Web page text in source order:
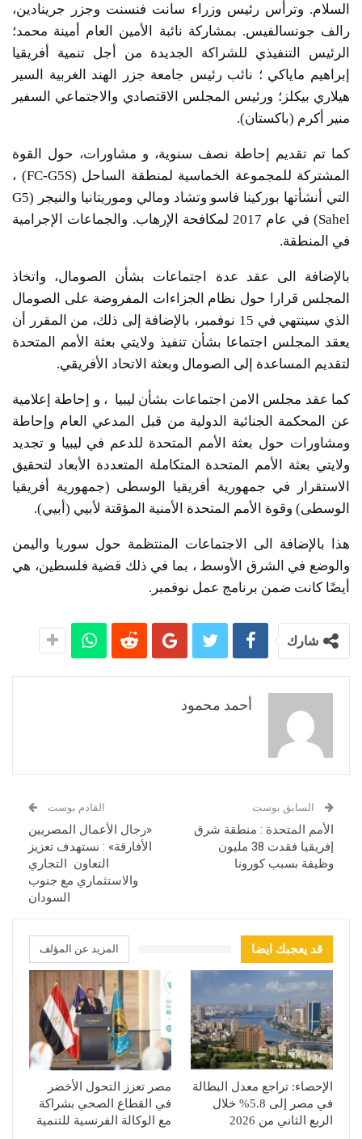
السلام. وترأس رئيس وزراء سانت فنسنت وجزر جرينادين،
رالف جونسالفيس. بمشاركة نائبة الأمين العام أمينة محمد؛
الرئيس التنفيذي للشراكة الجديدة من أجل تنمية أفريقيا
إبراهيم ماياكي ؛ نائب رئيس جامعة جزر الهند الغربية السير
هيلاري بيكلز؛ ورئيس المجلس الاقتصادي والاجتماعي السفير
منير أكرم (باكستان).
كما تم تقديم إحاطة نصف سنوية، و مشاورات، حول القوة
المشتركة للمجموعة الخماسية لمنطقة الساحل (FC-G5S) ،
التي أنشأتها بوركينا فاسو وتشاد ومالي وموريتانيا والنيجر (G5
Sahel) في عام 2017 لمكافحة الإرهاب. والجماعات الإجرامية
في المنطقة.
بالإضافة الى عقد عدة اجتماعات بشأن الصومال، واتخاذ
المجلس قرارا حول نظام الجزاءات المفروضة على الصومال
الذي سينتهي في 15 نوفمبر، بالإضافة إلى ذلك، من المقرر أن
يعقد المجلس اجتماعا بشأن تنفيذ ولايتي بعثة الأمم المتحدة
لتقديم المساعدة إلى الصومال وبعثة الاتحاد الأفريقي.
كما عقد مجلس الامن اجتماعات بشأن ليبيا ، و إحاطة إعلامية
عن المحكمة الجنائية الدولية من قبل المدعي العام وإحاطة
ومشاورات حول بعثة الأمم المتحدة للدعم في ليبيا و تجديد
ولايتي بعثة الأمم المتحدة المتكاملة المتعددة الأبعاد لتحقيق
الاستقرار في جمهورية أفريقيا الوسطى (جمهورية أفريقيا
الوسطى) وقوة الأمم المتحدة الأمنية المؤقتة لأبيي (أبيي).
هذا بالإضافة الى الاجتماعات المنتظمة حول سوريا واليمن
والوضع في الشرق الأوسط ، بما في ذلك قضية فلسطين، هي
أيضًا كانت ضمن برنامج عمل نوفمبر.
شارك
أحمد محمود
السابق بوست
الأمم المتحدة : منطقة شرق
إفريقيا فقدت 38 مليون
وظيفة بسبب كورونا
القادم بوست
«رجال الأعمال المصريين
الأفارقة» : نستهدف تعزيز
التعاون التجاري
والاستثماري مع جنوب
السودان
قد يعجبك ايضا المزيد عن المؤلف
الإحصاء: تراجع معدل البطالة
في مصر إلى 5.8% خلال
الربع الثاني من 2026
مصر تعزز التحول الأخضر
في القطاع الصحي بشراكة
مع الوكالة الفرنسية للتنمية